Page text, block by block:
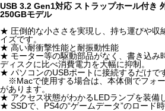
USB 3.2 Gen1対応 ストラップホール付き
250GBモデル
★ 圧倒的な小ささを実現し、持ち運びや収
イズです。
★ 高い耐衝撃性能と耐振動性能
★ モーター等の駆動部品がなく、書き込み
ディスクに比べ消費電力を大幅に抑制。
★ パソコンのUSBポートに接続するだけで
※Macで使用する場合は、本体側でフォ
があります。
★ アクセス状態がわかるLEDランプを装備
★ SSDで、PS4の“ゲームデータ”のロード時